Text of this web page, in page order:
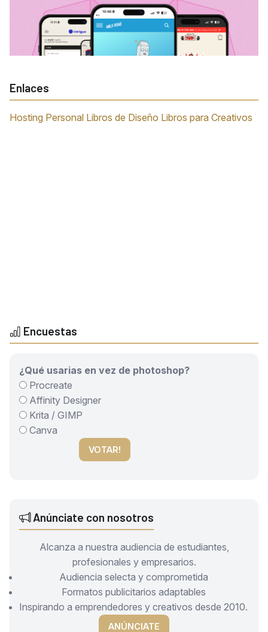
Enlaces
Hosting Personal Libros de Diseño Libros para Creativos
Encuestas
¿Qué usarias en vez de photoshop?
Procreate
Affinity Designer
Krita / GIMP
Canva
VOTAR!
Anúnciate con nosotros
Alcanza a nuestra audiencia de estudiantes,
profesionales y empresarios.
Audiencia selecta y comprometida
Formatos publicitarios adaptables
Inspirando a emprendedores y creativos desde 2010.
ANÚNCIATE